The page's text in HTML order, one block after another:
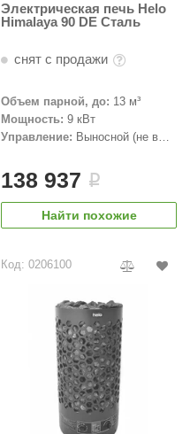
Электрическая печь Helo
Himalaya 90 DE Сталь
снят с продажи
Объем парной, до: 13 м³
Мощность: 9 кВт
Управление: Выносной (не в
138 937 i
Найти похожие
Код: 0206100